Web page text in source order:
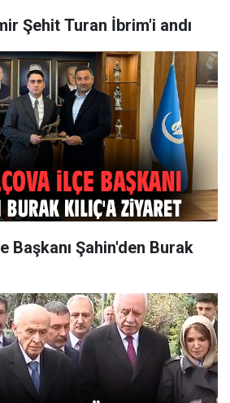
Şehit Turan İbrim'i andı
Başkanı Şahin'den Burak